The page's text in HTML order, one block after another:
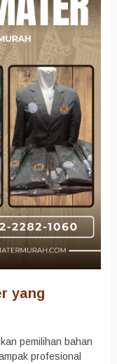
yang
pemilihan bahan
profesional